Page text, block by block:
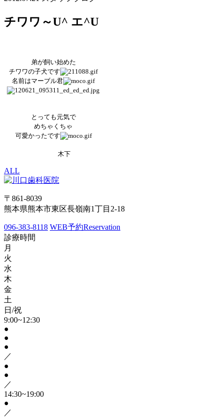
チワワ～U^ エ^U
弟が飼い始めた
チワワの子犬です
名前はマーブル君
とっても元気で
めちゃくちゃ
可愛かったです
木下
ALL
〒861-8039
熊本県熊本市東区長嶺南1丁目2-18
096-383-8118 WEB予約Reservation
診療時間
月
火
水
木
金
土
日/祝
9:00~12:30
●
●
●
／
●
●
／
14:30~19:00
●
／